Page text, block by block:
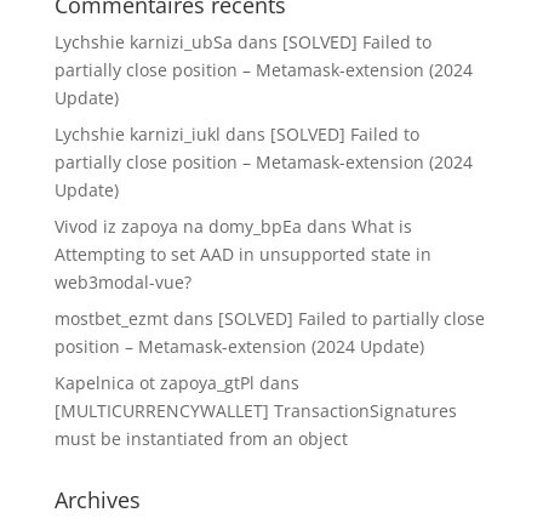
Lychshie karnizi_ubSa dans [SOLVED] Failed to
partially close position – Metamask-extension (2024
Update)
Lychshie karnizi_iukl dans [SOLVED] Failed to
partially close position – Metamask-extension (2024
Update)
Vivod iz zapoya na domy_bpEa dans What is
Attempting to set AAD in unsupported state in
web3modal-vue?
mostbet_ezmtdans [SOLVED] Failed to partially close
position – Metamask-extension (2024 Update)
Kapelnica ot zapoya_gtPl dans
[MULTICURRENCYWALLET] TransactionSignatures
must be instantiated from an object
Archives